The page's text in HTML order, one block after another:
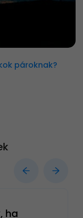
pároknak?
ha